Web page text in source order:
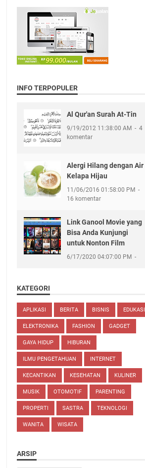
INFO TERPOPULER
Al Qur'an Surah At-Tin
9/19/2012 11:38:00 AM
4
komentar
Alergi Hilang dengan Air
Kelapa Hijau
11/06/2016 01:58:00 PM
16 komentar
Link Ganool Movie yang
Bisa Anda Kunjungi
untuk Nonton Film
6/17/2020 04:07:00 PM
KATEGORI
APLIKASI BERITA BISNIS EDUKASI
ELEKTRONIKA FASHION GADGET
GAYA HIDUP HIBURAN
ILMU PENGETAHUAN INTERNET
KECANTIKAN KESEHATAN KULINER
MUSIK OTOMOTIF PARENTING
PROPERTI SASTRA TEKNOLOGI
WANITA WISATA
ARSIP